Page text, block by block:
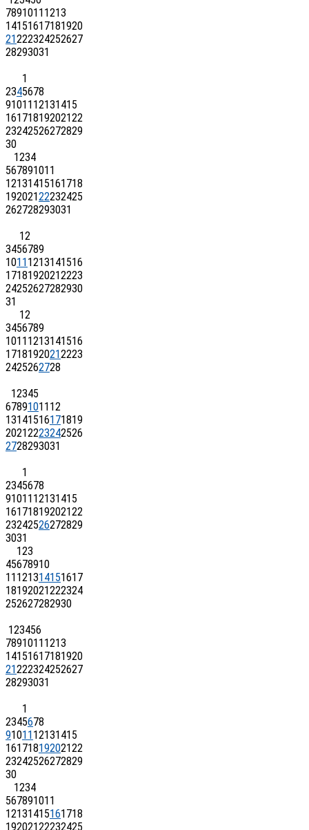
7891011 1213
14151617181920
21222324252627
28293031
1
2345678
91011 12131415
16171819202122
23242526272829
30
1234
567891011
12131415161718
19202122232425
262728293031
12
3456789
1011 1213141516
17181920212223
24252627282930
31
12
3456789
1011 1213141516
17181920212223
2425262728
12345
67891011 12
13141516171819
20212223242526
2728293031
1
2345678
91011 12131415
16171819202122
23242526272829
3031
123
45678910
11 121314151617
18192021222324
252627282930
123456
7891011 1213
14151617181920
21222324252627
28293031
1
2345678
91011 12131415
16171819202122
23242526272829
30
1234
567891011
12131415161718
19202122232425